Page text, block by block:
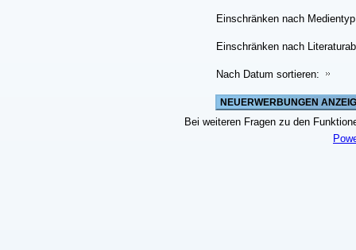
Einschränken nach
Einschränken nach
Nach Datum sortieren:
Bei weiteren Fragen zu den